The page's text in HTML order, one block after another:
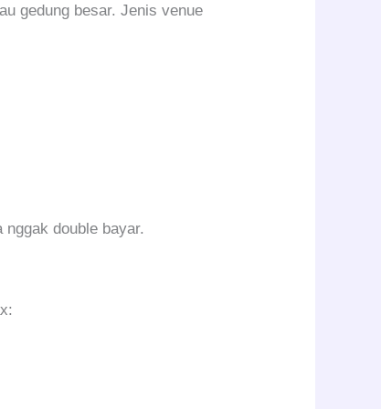
gedung besar. Jenis venue
double bayar.